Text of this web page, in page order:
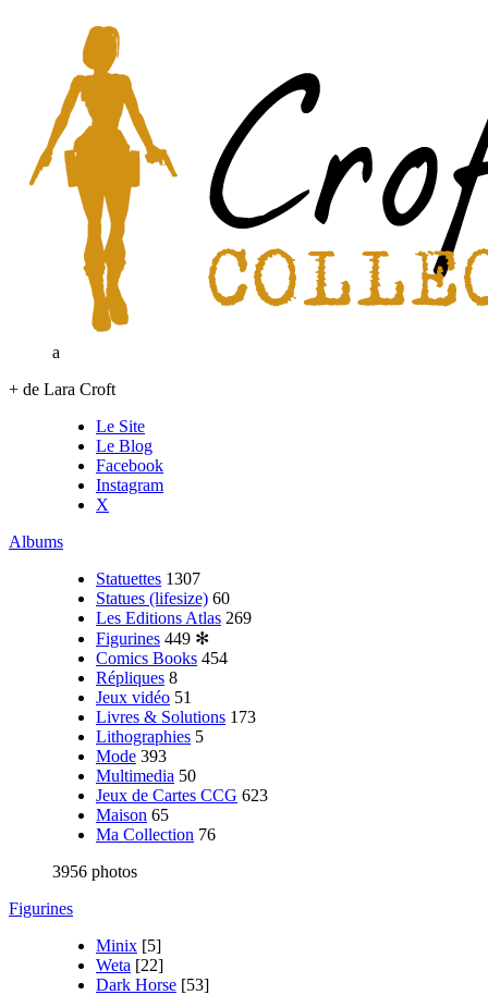
a
+ de Lara Croft
Le Site
Le Blog
Facebook
Instagram
X
Albums
Statuettes 1307
Statues (lifesize) 60
Les Editions Atlas 269
Figurines 449 ✻
Comics Books 454
Répliques 8
Jeux vidéo 51
Livres & Solutions 173
Lithographies 5
Mode 393
Multimedia 50
Jeux de Cartes CCG 623
Maison 65
Ma Collection 76
3956 photos
Figurines
Minix [5]
Weta [22]
Dark Horse [53]